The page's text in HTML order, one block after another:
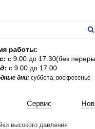
работы:
с 9.00 до 17.30(без
с 9.00 до 17.00
дни: суббота, воскресенье
Сервис
высокого давления